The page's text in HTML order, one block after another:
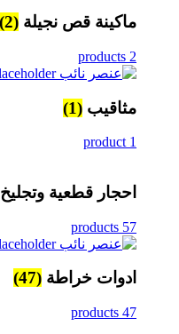
ماكينة قص نجيلة (2)
2 products
مثاقيب (1)
1 product
احجار قطعية وتجليخ
57 products
ادوات خراطة (47)
47 products